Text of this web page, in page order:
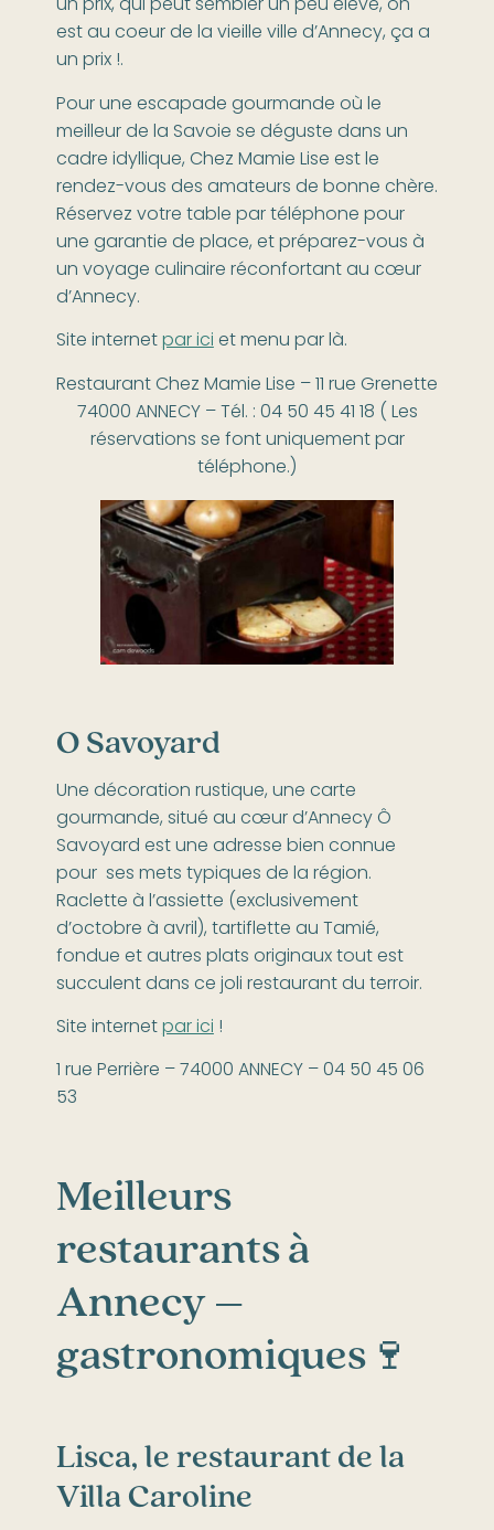
un prix, qui peut sembler un peu élevé, on
est au coeur de la vieille ville d’Annecy, ça a
un prix !.
Pour une escapade gourmande où le
meilleur de la Savoie se déguste dans un
cadre idyllique, Chez Mamie Lise est le
rendez-vous des amateurs de bonne chère.
Réservez votre table par téléphone pour
une garantie de place, et préparez-vous à
un voyage culinaire réconfortant au cœur
d’Annecy.
Site internetpar iciet menu par là.
Restaurant Chez Mamie Lise – 11 rue Grenette
74000 ANNECY – Tél. : 04 50 45 41 18 ( Les
réservations se font uniquement par
téléphone.)
O Savoyard
Une décoration rustique, une carte
gourmande, situé au cœur d’Annecy Ô
Savoyard est une adresse bien connue
pour ses mets typiques de la région.
Raclette à l’assiette (exclusivement
d’octobre à avril), tartiflette au Tamié,
fondue et autres plats originaux tout est
succulent dans ce joli restaurant du terroir.
Site internetpar ici!
1 rue Perrière – 74000 ANNECY – 04 50 45 06
53
Meilleurs
restaurants à
Annecy –
gastronomiques🍷
Lisca, le restaurant de la
Villa Caroline